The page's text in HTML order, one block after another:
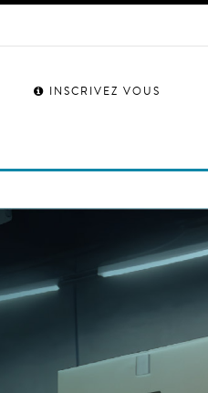
INSCRIVEZ VOUS